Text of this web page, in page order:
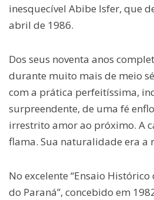
inesquecível Abibe Isfer, que
abril de 1986.
Dos seus noventa anos
durante muito mais de meio
com a prática perfeitíssima,
surpreendente, de uma fé
irrestrito amor ao próximo. A
flama. Sua naturalidade era a
No excelente “Ensaio
do Paraná”, concebido em